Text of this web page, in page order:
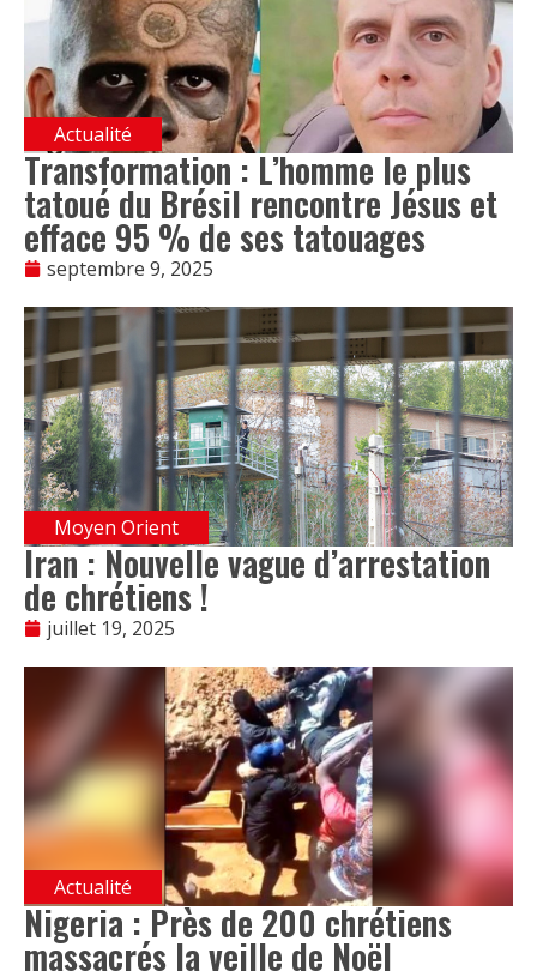
Actualité
Transformation : L’homme le plus
tatoué du Brésil rencontre Jésus et
efface 95 % de ses tatouages
septembre 9, 2025
Moyen Orient
Iran : Nouvelle vague d’arrestation
de chrétiens !
juillet 19, 2025
Actualité
Nigeria : Près de 200 chrétiens
massacrés la veille de Noël